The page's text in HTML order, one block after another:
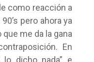
como reacción a
pero ahora ya
que me da la gana
En
lo dicho nada” e